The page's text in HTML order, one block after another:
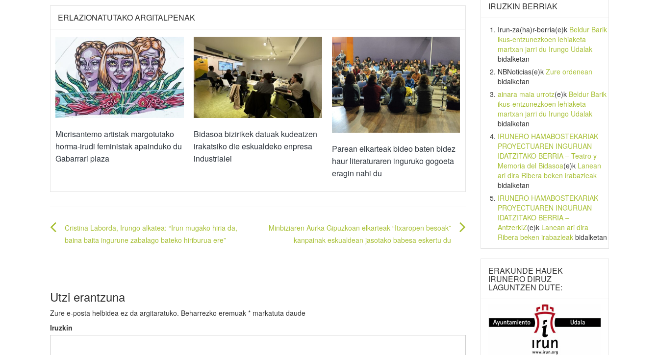
ERLAZIONATUTAKO ARGITALPENAK
Micrisantemo artistak margotutako
horma-irudi feministak apainduko du
Gabarrari plaza
Bidasoa bizirikek datuak kudeatzen
irakatsiko die eskualdeko enpresa
industrialei
Parean elkarteak bideo baten bidez
haur literaturaren inguruko gogoeta
eragin nahi du
Bidalketetan
zehar
Cristina Laborda, Irungo alkatea: “Irun mugako hiria da,
baina baita ingurune zabalago bateko hiriburua ere”
Minbiziaren Aurka Gipuzkoan elkarteak “Itxaropen besoak”
kanpainak eskualdean jasotako babesa eskertu du
Utzi erantzuna
Zure e-posta helbidea ez da argitaratuko. Beharrezko eremuak * markatuta daude
Iruzkin
IRUZKIN BERRIAK
Irun-za(ha)r-berria(e)k Beldur Barik
ikus-entzunezkoen lehiaketa
martxan jarri du Irungo Udalak
bidalketan
NBNoticias(e)k Zure ordenean
bidalketan
ainara maia urrotz(e)k Beldur Barik
ikus-entzunezkoen lehiaketa
martxan jarri du Irungo Udalak
bidalketan
IRUNERO HAMABOSTEKARIAK
PROYECTUAREN INGURUAN
IDATZITAKO BERRIA – Teatro y
Memoria del Bidasoa(e)k Lanean
ari dira Ribera beken irabazleak
bidalketan
IRUNERO HAMABOSTEKARIAK
PROYECTUAREN INGURUAN
IDATZITAKO BERRIA –
AntzerkiZ(e)k Lanean ari dira
Ribera beken irabazleakbidalketan
ERAKUNDE HAUEK
IRUNERO DIRUZ
LAGUNTZEN DUTE: